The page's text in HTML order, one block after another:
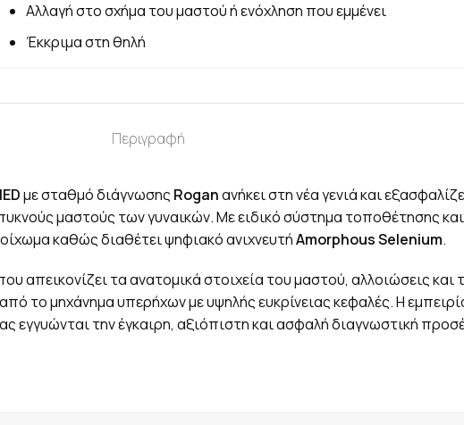
Αλλαγή στο σχήμα του μαστού ή ενόχληση που εμμένει
Έκκριμα στη θηλή
Περιγραφή
με σταθμό διάγνωσης Roganανήκει στη νέα γενιά και
πυκνούς μαστούς των γυναικών. Με ειδικό σύστημα τοποθέτησης
καθώς διαθέτει ψηφιακό ανιχνευτήAmorphousSelenium.
απεικονίζει τα ανατομικά στοιχεία του μαστού, αλλοιώσεις
το μηχάνημα υπερήχων με υψηλής ευκρίνειας κεφαλές. Η
εγγυώνται την έγκαιρη, αξιόπιστη και ασφαλή διαγνωστική